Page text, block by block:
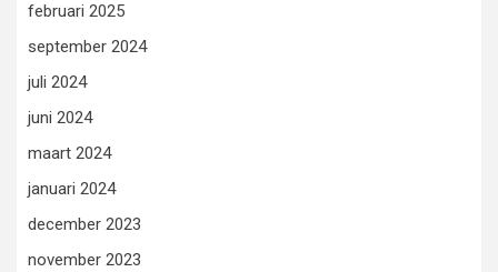
februari 2025
september 2024
juli 2024
juni 2024
maart 2024
januari 2024
december 2023
november 2023